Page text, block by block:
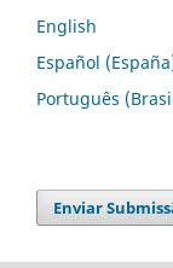
English
Español
Português
Enviar